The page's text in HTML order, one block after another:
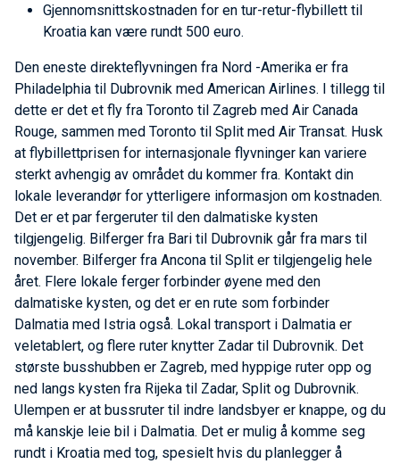
Gjennomsnittskostnaden for en tur-retur-flybillett til
Kroatia kan være rundt 500 euro.
Den eneste direkteflyvningen fra Nord -Amerika er fra
Philadelphia til Dubrovnik med American Airlines. I tillegg til
dette er det et fly fra Toronto til Zagreb med Air Canada
Rouge, sammen med Toronto til Split med Air Transat. Husk
at flybillettprisen for internasjonale flyvninger kan variere
sterkt avhengig av området du kommer fra. Kontakt din
lokale leverandør for ytterligere informasjon om kostnaden.
Det er et par fergeruter til den dalmatiske kysten
tilgjengelig. Bilferger fra Bari til Dubrovnik går fra mars til
november. Bilferger fra Ancona til Split er tilgjengelig hele
året. Flere lokale ferger forbinder øyene med den
dalmatiske kysten, og det er en rute som forbinder
Dalmatia med Istria også. Lokal transport i Dalmatia er
veletablert, og flere ruter knytter Zadar til Dubrovnik. Det
største busshubben er Zagreb, med hyppige ruter opp og
ned langs kysten fra Rijeka til Zadar, Split og Dubrovnik.
Ulempen er at bussruter til indre landsbyer er knappe, og du
må kanskje leie bil i Dalmatia. Det er mulig å komme seg
rundt i Kroatia med tog, spesielt hvis du planlegger å